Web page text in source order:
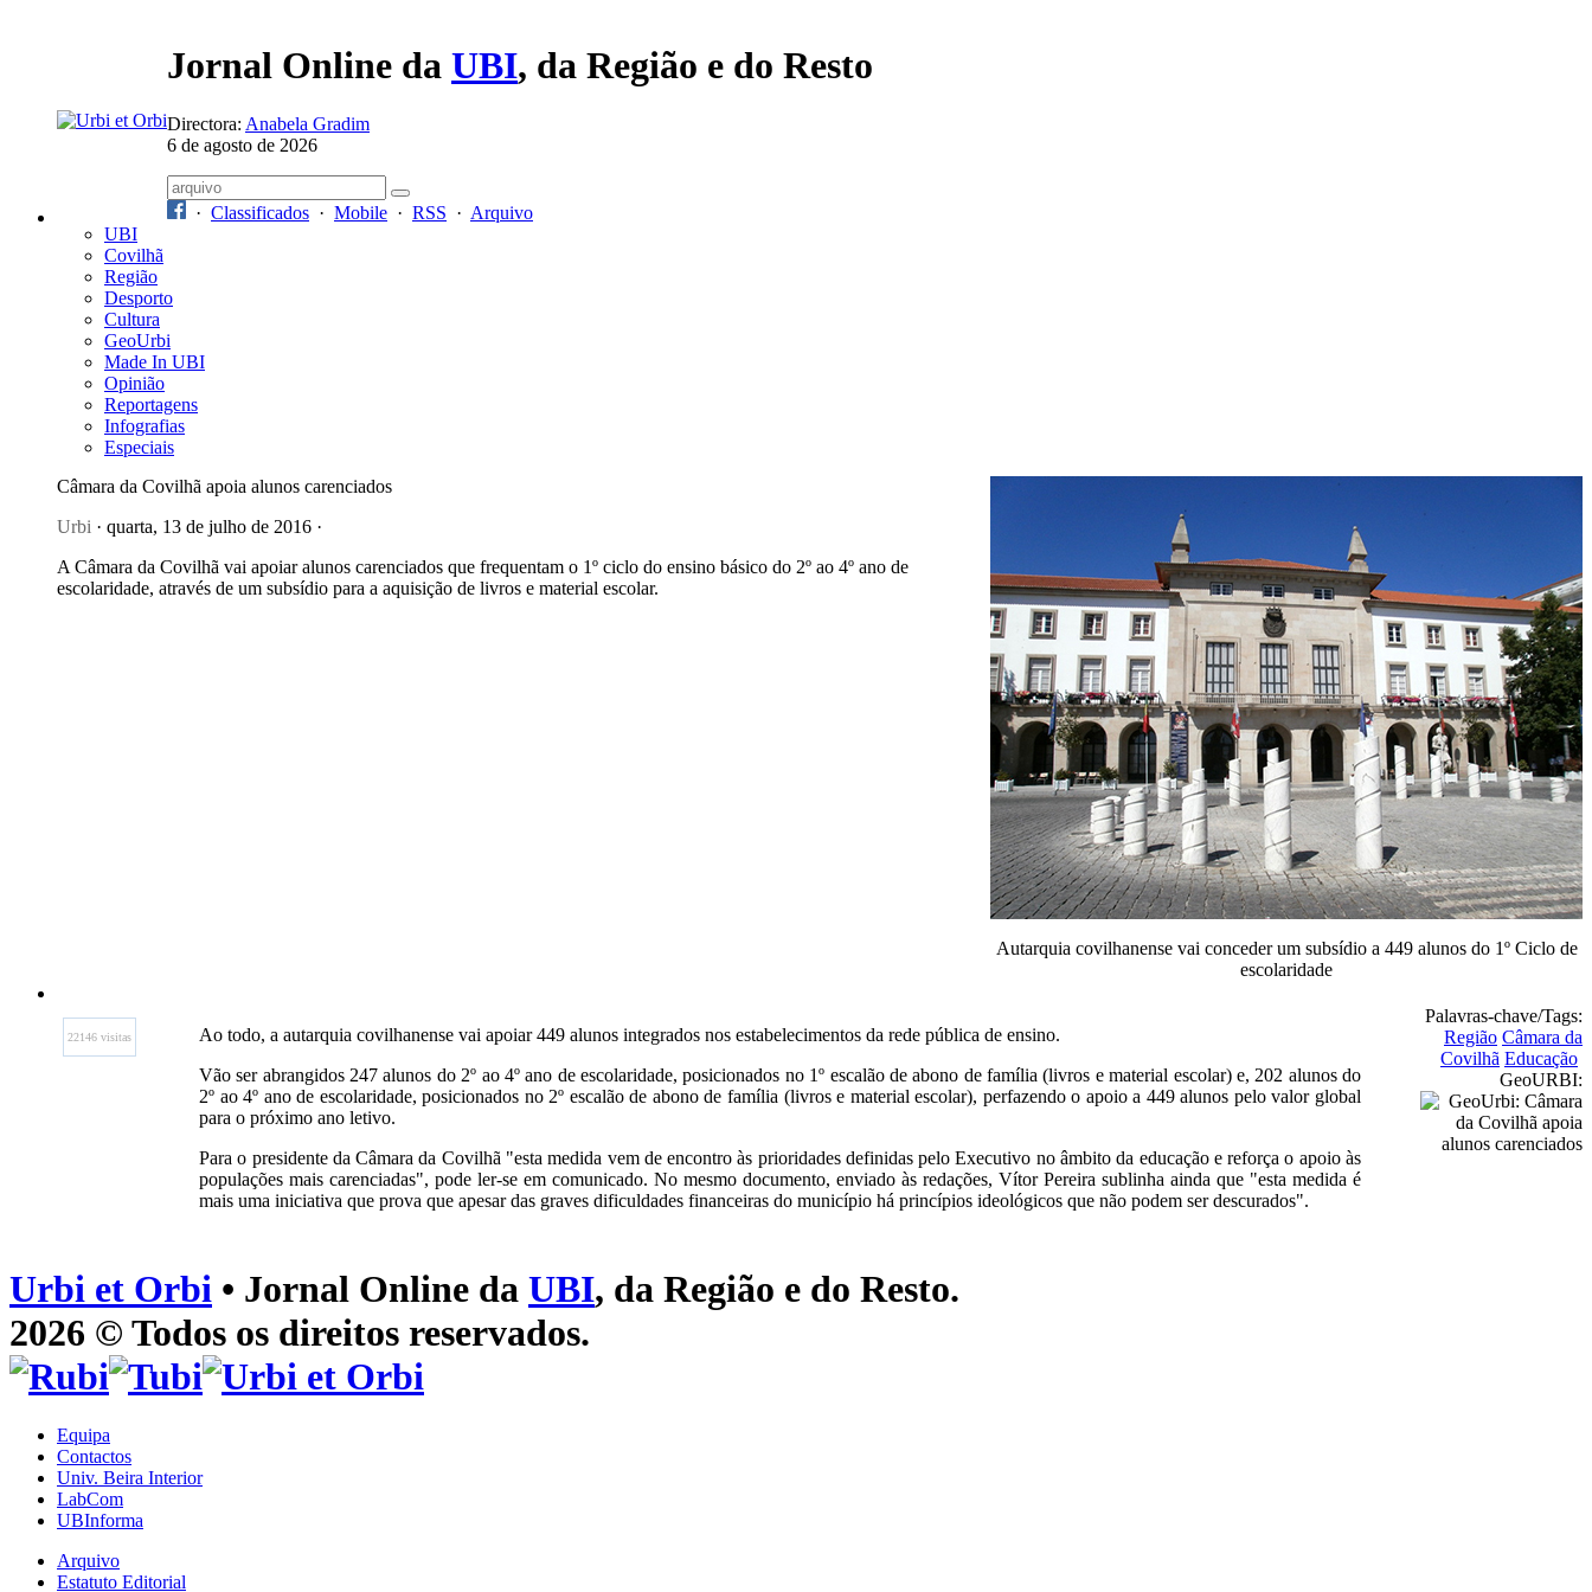
Jornal Online da UBI, da Região e do Resto
Directora: Anabela Gradim
6 de agosto de 2026
· Classificados · Mobile · RSS · Arquivo
UBI
Covilhã
Região
Desporto
Cultura
GeoUrbi
Made In UBI
Opinião
Reportagens
Infografias
Especiais
Câmara da Covilhã apoia alunos carenciados
Urbi · quarta, 13 de julho de 2016 ·
A Câmara da Covilhã vai apoiar alunos carenciados que frequentam o 1º ciclo do ensino básico do 2º ao 4º ano de
escolaridade, através de um subsídio para a aquisição de livros e material escolar.
Autarquia covilhanense vai conceder um subsídio a 449 alunos do 1º Ciclo de
escolaridade
22146 visitas
Ao todo, a autarquia covilhanense vai apoiar 449 alunos integrados nos estabelecimentos da rede pública de ensino.
Vão ser abrangidos 247 alunos do 2º ao 4º ano de escolaridade, posicionados no 1º escalão de abono de família (livros e material escolar) e, 202 alunos do
2º ao 4º ano de escolaridade, posicionados no 2º escalão de abono de família (livros e material escolar), perfazendo o apoio a 449 alunos pelo valor global
para o próximo ano letivo.
Para o presidente da Câmara da Covilhã "esta medida vem de encontro às prioridades definidas pelo Executivo no âmbito da educação e reforça o apoio às
populações mais carenciadas", pode ler-se em comunicado. No mesmo documento, enviado às redações, Vítor Pereira sublinha ainda que "esta medida é
mais uma iniciativa que prova que apesar das graves dificuldades financeiras do município há princípios ideológicos que não podem ser descurados".
Palavras-chave/Tags:
Região Câmara da
Covilhã Educação
GeoURBI:
Urbi et Orbi • Jornal Online da UBI, da Região e do Resto.
2026 © Todos os direitos reservados.
Equipa
Contactos
Univ. Beira Interior
LabCom
UBInforma
Arquivo
Estatuto Editorial